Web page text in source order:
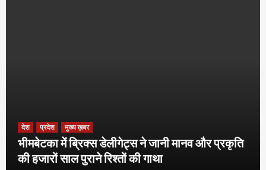
देश प्रदेश मुख्य ख़बर
भीमबेटका में ब्रिक्स डेलीगेट्स ने जानी मानव और प्रकृति
की हजारों साल पुराने रिश्तों की गाथा